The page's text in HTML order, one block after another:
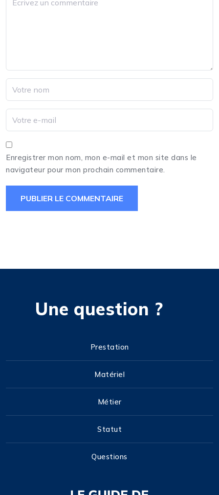
Enregistrer mon nom, mon e-mail et mon site dans le
navigateur pour mon prochain commentaire.
Une question ?
Prestation
Matériel
Métier
Statut
Questions